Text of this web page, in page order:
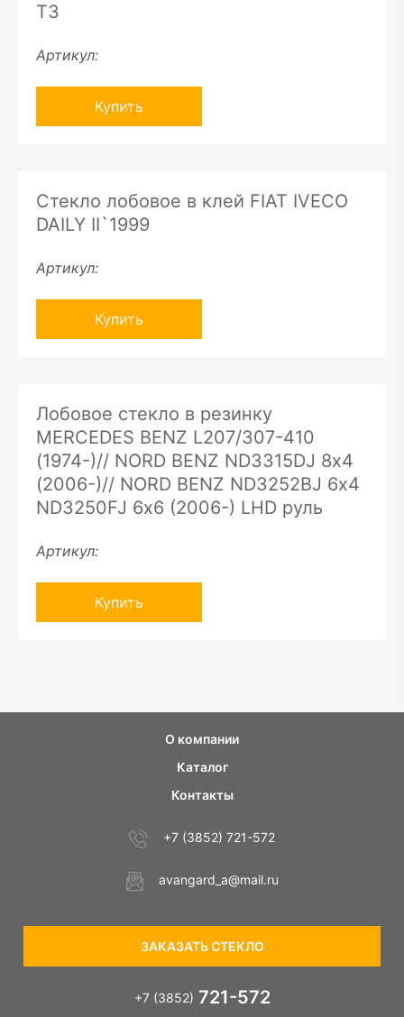
ТЗ
Артикул:
Купить
Стекло лобовое в клей FIAT IVECO
DAILY II`1999
Артикул:
Купить
Лобовое стекло в резинку
MERCEDES BENZ L207/307-410
(1974-)// NORD BENZ ND3315DJ 8х4
(2006-)// NORD BENZ ND3252BJ 6х4
ND3250FJ 6х6 (2006-) LHD руль
Артикул:
Купить
О компании
Каталог
Контакты
+7 (3852) 721-572
avangard_a@mail.ru
ЗАКАЗАТЬ СТЕКЛО
+7 (3852) 721-572